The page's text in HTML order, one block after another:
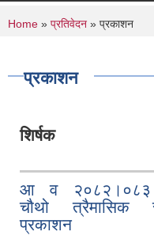
You are here
Home » प्रतिवेदन » प्रकाशन
प्रकाशन
शिर्षक
आ व
चौथो त्रैमासिक
प्रकाशन